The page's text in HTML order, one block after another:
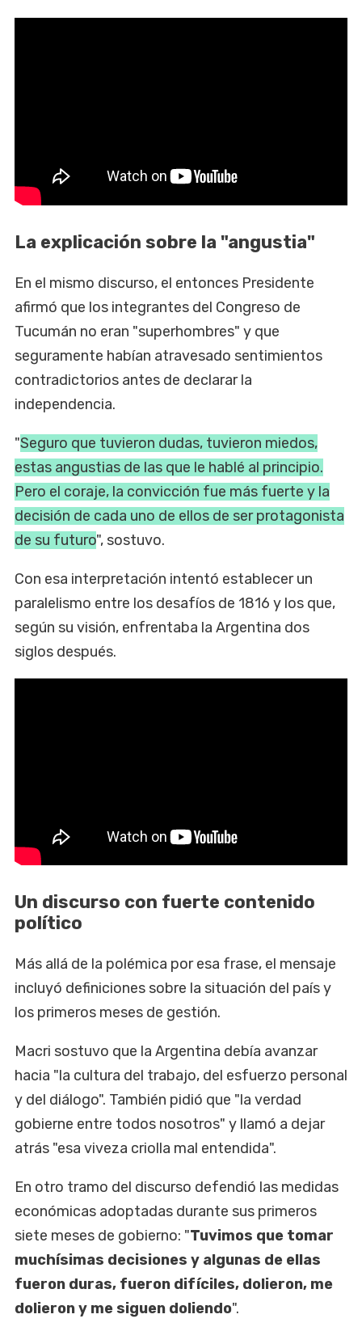
La explicación sobre la "angustia"
En el mismo discurso, el entonces Presidente
afirmó que los integrantes del Congreso de
Tucumán no eran "superhombres" y que
seguramente habían atravesado sentimientos
contradictorios antes de declarar la
independencia.
"Seguro que tuvieron dudas, tuvieron miedos,
estas angustias de las que le hablé al principio.
Pero el coraje, la convicción fue más fuerte y la
decisión de cada uno de ellos de ser protagonista
de su futuro", sostuvo.
Con esa interpretación intentó establecer un
paralelismo entre los desafíos de 1816 y los que,
según su visión, enfrentaba la Argentina dos
siglos después.
Un discurso con fuerte contenido
político
Más allá de la polémica por esa frase, el mensaje
incluyó definiciones sobre la situación del país y
los primeros meses de gestión.
Macri sostuvo que la Argentina debía avanzar
hacia "la cultura del trabajo, del esfuerzo personal
y del diálogo". También pidió que "la verdad
gobierne entre todos nosotros" y llamó a dejar
atrás "esa viveza criolla mal entendida".
En otro tramo del discurso defendió las medidas
económicas adoptadas durante sus primeros
siete meses de gobierno: "Tuvimos que tomar
muchísimas decisiones y algunas de ellas
fueron duras, fueron difíciles, dolieron, me
dolieron y me siguen doliendo".